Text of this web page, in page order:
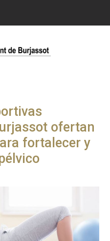
ofertan
fortalecer y